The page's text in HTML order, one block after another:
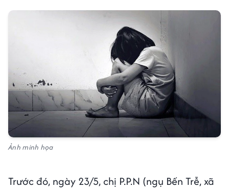
Ảnh minh họa
Trước đó, ngày 23/5, chị P.P.N (ngụ Bến Trễ, xã